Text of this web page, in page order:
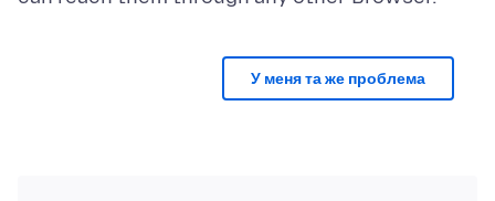
У меня та же проблема